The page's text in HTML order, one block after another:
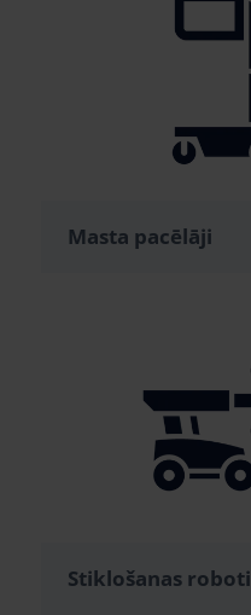
Masta pacēlāji
Stiklošanas roboti